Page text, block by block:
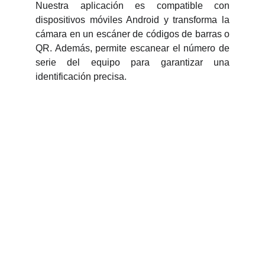
Nuestra aplicación es compatible con
dispositivos móviles Android y transforma la
cámara en un escáner de códigos de barras o
QR. Además, permite escanear el número de
serie del equipo para garantizar una
identificación precisa.